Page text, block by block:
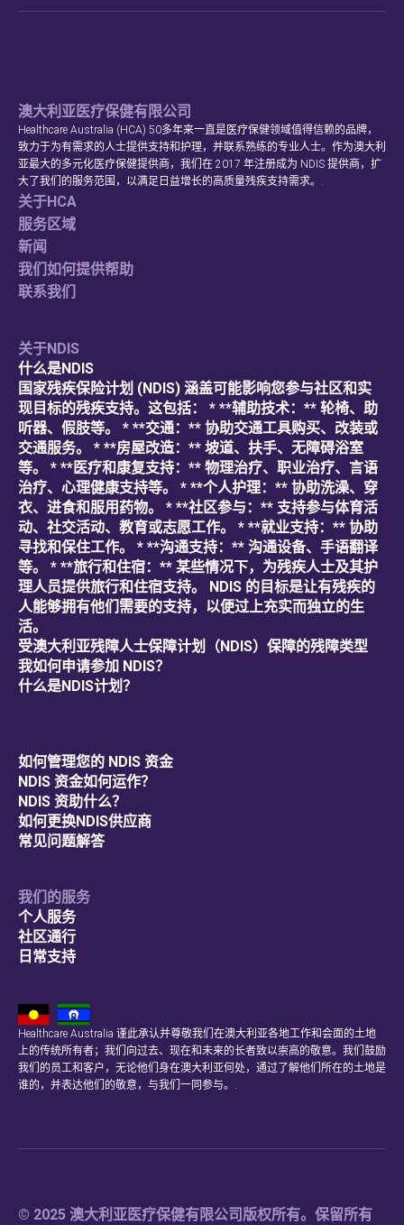
澳大利亚医疗保健有限公司
Healthcare Australia (HCA) 50多年来一直是医疗保健领域值得信赖的品牌，
致力于为有需求的人士提供支持和护理，并联系熟练的专业人士。作为澳大利
亚最大的多元化医疗保健提供商，我们在 2017 年注册成为 NDIS 提供商，扩
大了我们的服务范围，以满足日益增长的高质量残疾支持需求。.
关于HCA
服务区域
新闻
我们如何提供帮助
联系我们
关于NDIS
什么是NDIS
国家残疾保险计划 (NDIS) 涵盖可能影响您参与社区和实
现目标的残疾支持。这包括： * **辅助技术：** 轮椅、助
听器、假肢等。 * **交通：** 协助交通工具购买、改装或
交通服务。 * **房屋改造：** 坡道、扶手、无障碍浴室
等。 * **医疗和康复支持：** 物理治疗、职业治疗、言语
治疗、心理健康支持等。 * **个人护理：** 协助洗澡、穿
衣、进食和服用药物。 * **社区参与：** 支持参与体育活
动、社交活动、教育或志愿工作。 * **就业支持：** 协助
寻找和保住工作。 * **沟通支持：** 沟通设备、手语翻译
等。 * **旅行和住宿：** 某些情况下，为残疾人士及其护
理人员提供旅行和住宿支持。 NDIS 的目标是让有残疾的
人能够拥有他们需要的支持，以便过上充实而独立的生
活。
受澳大利亚残障人士保障计划（NDIS）保障的残障类型
我如何申请参加 NDIS？
什么是NDIS计划？
如何管理您的 NDIS 资金
NDIS 资金如何运作？
NDIS 资助什么？
如何更换NDIS供应商
常见问题解答
我们的服务
个人服务
社区通行
日常支持
Healthcare Australia 谨此承认并尊敬我们在澳大利亚各地工作和会面的土地
上的传统所有者；我们向过去、现在和未来的长者致以崇高的敬意。我们鼓励
我们的员工和客户，无论他们身在澳大利亚何处，通过了解他们所在的土地是
谁的，并表达他们的敬意，与我们一同参与。.
© 2025 澳大利亚医疗保健有限公司版权所有。保留所有